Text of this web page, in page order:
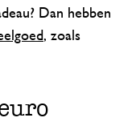
Dan hebben
, zoals